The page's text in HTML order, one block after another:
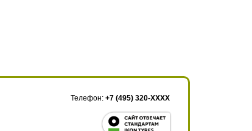
Телефон: +7 (495) 320-XXXX